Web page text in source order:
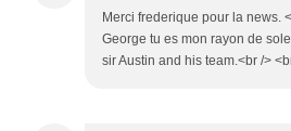
Merci frederique pour la news.
George tu es mon rayon de
sir Austin and his team.<br />